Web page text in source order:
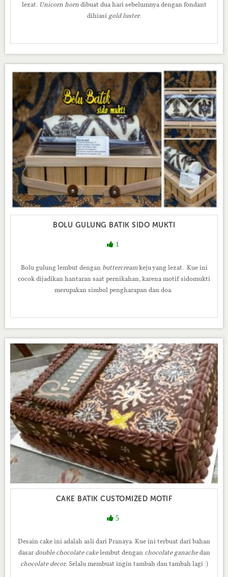
lezat. Unicorn horndibuat dua hari sebelumnya dengan fondant
dihiasi gold luster.
BOLU GULUNG BATIK SIDO MUKTI
1
Bolu gulung lembut dengan buttercreamkeju yang lezat. Kue ini
cocok dijadikan hantaran saat pernikahan, karena motif sidomukti
merupakan simbol pengharapan dan doa.
CAKE BATIK CUSTOMIZED MOTIF
5
Desain cake ini adalah asli dari Pranaya. Kue ini terbuat dari bahan
dasar double chocolate cakelembut dengan chocolate ganachedan
chocolate decor. Selalu membuat ingin tambah dan tambah lagi :)